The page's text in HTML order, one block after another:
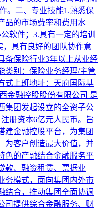
。二、专业技能1.熟悉保
品的市场费率和费用水
软件；3.具有一定的培训
具有良好的团队协作意
备保险行业3年以上从业经
类别：保险业务经理/主管
式上班地址：天府国际基
金融控股股份有限公司 是
集团发起设立的全资子公
册资本6亿元人民币。旨
建金融控股平台，为集团
为客户创造最大价值，并
色的产融结合金融服务平
款、融资租赁、票据业
务模式，面向集团内外市
结合，推动集团全面协调
司提供综合金融服务、财